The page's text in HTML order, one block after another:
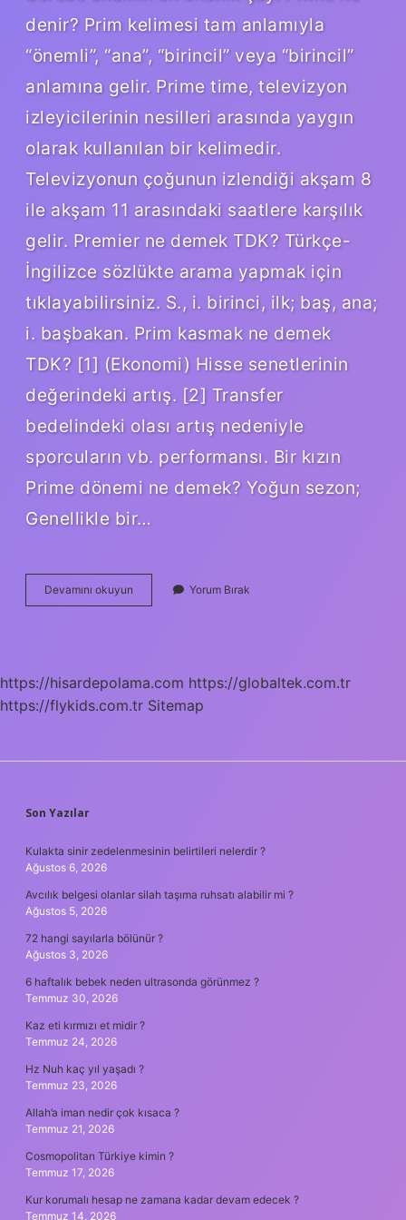
denir? Prim kelimesi tam anlamıyla
“önemli”, “ana”, “birincil” veya “birincil”
anlamına gelir. Prime time, televizyon
izleyicilerinin nesilleri arasında yaygın
olarak kullanılan bir kelimedir.
Televizyonun çoğunun izlendiği akşam 8
ile akşam 11 arasındaki saatlere karşılık
gelir. Premier ne demek TDK? Türkçe-
İngilizce sözlükte arama yapmak için
tıklayabilirsiniz. S., i. birinci, ilk; baş, ana;
i. başbakan. Prim kasmak ne demek
TDK? [1] (Ekonomi) Hisse senetlerinin
değerindeki artış. [2] Transfer
bedelindeki olası artış nedeniyle
sporcuların vb. performansı. Bir kızın
Prime dönemi ne demek? Yoğun sezon;
Genellikle bir…
Devamını okuyun
Ne
Yorum Bırak
https://hisardepolama.com https://globaltek.com.tr
https://flykids.com.tr Sitemap
SIDEBAR
Son Yazılar
Kulakta sinir zedelenmesinin belirtileri nelerdir ?
Ağustos 6, 2026
Avcılık belgesi olanlar silah taşıma ruhsatı alabilir mi ?
Ağustos 5, 2026
72 hangi sayılarla bölünür ?
Ağustos 3, 2026
6 haftalık bebek neden ultrasonda görünmez ?
Temmuz 30, 2026
Kaz eti kırmızı et midir ?
Temmuz 24, 2026
Hz Nuh kaç yıl yaşadı ?
Temmuz 23, 2026
Allah’a iman nedir çok kısaca ?
Temmuz 21, 2026
Cosmopolitan Türkiye kimin ?
Temmuz 17, 2026
Kur korumalı hesap ne zamana kadar devam edecek ?
Temmuz 14, 2026